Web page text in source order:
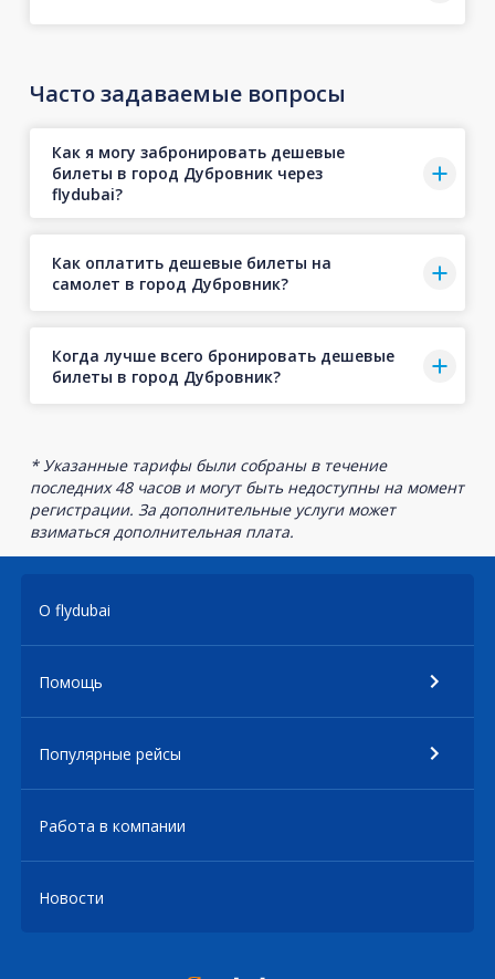
Часто задаваемые вопросы
Как я могу забронировать дешевые
билеты в город Дубровник через
flydubai?
Как оплатить дешевые билеты на
самолет в город Дубровник?
Когда лучше всего бронировать дешевые
билеты в город Дубровник?
* Указанные тарифы были собраны в течение
последних 48 часов и могут быть недоступны на момент
регистрации. За дополнительные услуги может
взиматься дополнительная плата.
О flydubai
Помощь
Популярные рейсы
Работа в компании
Новости